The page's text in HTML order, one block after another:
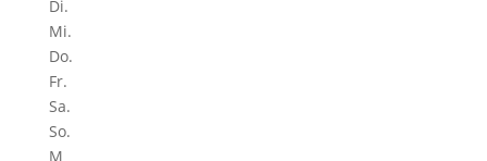
Di.
Mi.
Do.
Fr.
Sa.
So.
M